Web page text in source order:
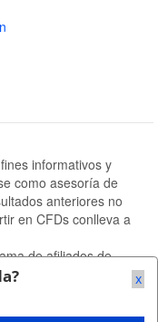
informativos y
como asesoría de
anteriores no
en CFDs conlleva a
de afiliados de
de Amazon.
x